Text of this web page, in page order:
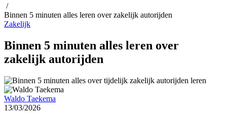
/
Binnen 5 minuten alles leren over zakelijk autorijden
Zakelijk
Binnen 5 minuten alles leren over
zakelijk autorijden
Waldo Taekema
13/03/2026